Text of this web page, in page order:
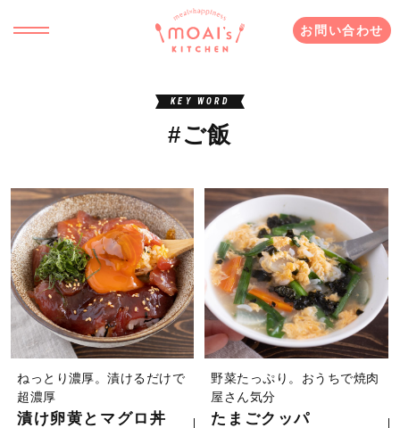
お問い合わせ
KEY WORD
#ご飯
ねっとり濃厚。漬けるだけで
超濃厚
漬け卵黄とマグロ丼
野菜たっぷり。おうちで焼肉
屋さん気分
たまごクッパ